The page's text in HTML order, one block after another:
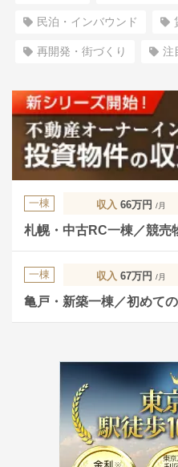
民泊・インバウンド
再開発・街づくり 注
一棟 収入 66万円 /月
札幌・中古RC一棟／競売
一棟 収入 67万円 /月
亀戸・新築一棟／初めて